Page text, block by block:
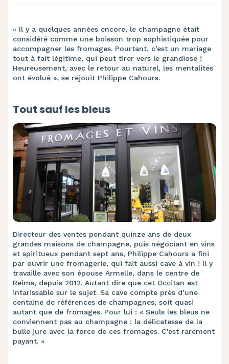
« Il y a quelques années encore, le champagne était
considéré comme une boisson trop sophistiquée pour
accompagner les fromages. Pourtant, c’est un mariage
tout à fait légitime, qui peut tirer vers le grandiose !
Heureusement, avec le retour au naturel, les mentalités
ont évolué », se réjouit Philippe Cahours.
Tout sauf les bleus
Directeur des ventes pendant quinze ans de deux
grandes maisons de champagne, puis négociant en vins
et spiritueux pendant sept ans, Philippe Cahours a fini
par ouvrir une fromagerie, qui fait aussi cave à vin ! Il y
travaille avec son épouse Armelle, dans le centre de
Reims, depuis 2012. Autant dire que cet Occitan est
intarissable sur le sujet. Sa cave compte près d’une
centaine de références de champagnes, soit quasi
autant que de fromages. Pour lui : « Seuls les bleus ne
conviennent pas au champagne : la délicatesse de la
bulle jure avec la force de ces fromages. C'est rarement
payant. »